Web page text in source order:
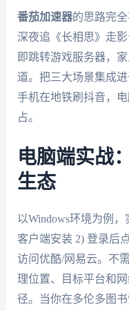
番茄加速器的思路完
深夜追《长相思》走
即跳转游戏服务器，
道。把三大场景集成
手机在地铁刷抖音，
占。
电脑端实战
生态
以Windows环境为例
客户端安装 2) 登录后
访问优酷/网易云。不
理位置、目标平台和
径。当你在多伦多图